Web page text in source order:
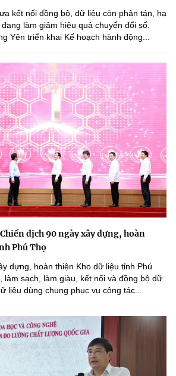
kết nối đồng bộ, dữ liệu còn phân tán, hạ
làm giảm hiệu quả chuyển đổi số.
Yên triển khai Kế hoạch hành động...
dịch 90 ngày xây dựng, hoàn
Phú Thọ
dựng, hoàn thiện Kho dữ liệu tỉnh Phú
làm sạch, làm giàu, kết nối và đồng bộ dữ
liệu dùng chung phục vụ công tác...